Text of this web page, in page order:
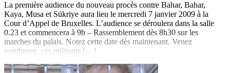
La première audience du nouveau procès contre Bahar, Bahar,
Kaya, Musa et Sükriye aura lieu le mercredi 7 janvier 2009 à la
Cour d’Appel de Bruxelles. L’audience se déroulera dans la salle
0.23 et commencera à 9h – Rassemblement dès 8h30 sur les
marches du palais. Notez cette date dès maintenant. Venez
nombreux, ces militants […]